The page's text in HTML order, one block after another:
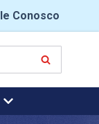
Conosco